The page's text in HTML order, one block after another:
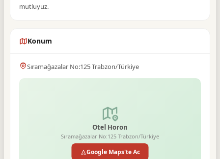
mutluyuz.
Konum
Sıramağazalar No:125 Trabzon/Türkiye
Otel Horon
Sıramağazalar No:125 Trabzon/Türkiye
Google Maps'te Ac